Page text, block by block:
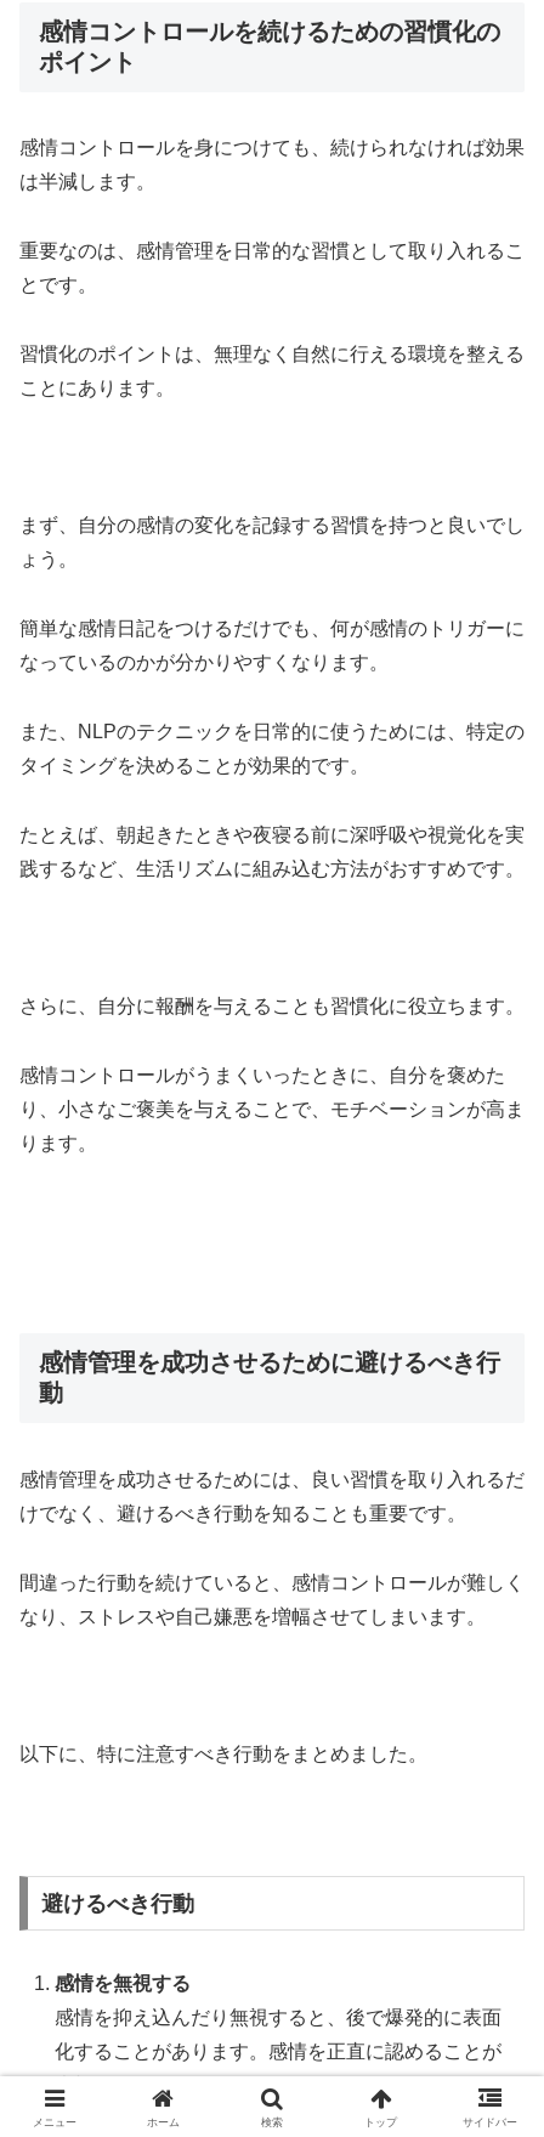
感情コントロールを続けるための習慣化の
ポイント
感情コントロールを身につけても、続けられなければ効果
は半減します。
重要なのは、感情管理を日常的な習慣として取り入れるこ
とです。
習慣化のポイントは、無理なく自然に行える環境を整える
ことにあります。
まず、自分の感情の変化を記録する習慣を持つと良いでし
ょう。
簡単な感情日記をつけるだけでも、何が感情のトリガーに
なっているのかが分かりやすくなります。
また、NLPのテクニックを日常的に使うためには、特定の
タイミングを決めることが効果的です。
たとえば、朝起きたときや夜寝る前に深呼吸や視覚化を実
践するなど、生活リズムに組み込む方法がおすすめです。
さらに、自分に報酬を与えることも習慣化に役立ちます。
感情コントロールがうまくいったときに、自分を褒めた
り、小さなご褒美を与えることで、モチベーションが高ま
ります。
感情管理を成功させるために避けるべき行
動
感情管理を成功させるためには、良い習慣を取り入れるだ
けでなく、避けるべき行動を知ることも重要です。
間違った行動を続けていると、感情コントロールが難しく
なり、ストレスや自己嫌悪を増幅させてしまいます。
以下に、特に注意すべき行動をまとめました。
避けるべき行動
感情を無視する
感情を抑え込んだり無視すると、後で爆発的に表面
化することがあります。感情を正直に認めることが
大切です。
自己批判に走る
メニュー ホーム 検索 トップ サイドバー